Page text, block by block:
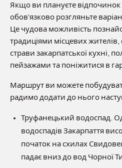
Якщо ви плануєте відпочинок
обов’язково розгляньте
Це чудова можливість
традиціями місцевих
страви закарпатської кухні,
пейзажами та поніжитися в
Маршрут ви можете
радимо додати до нього
Труфанецький водоспад.
водоспадів Закарпаття
початок на схилах
падає вниз до вод Чорної